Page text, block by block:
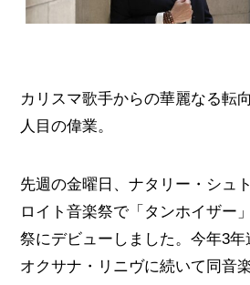
カリスマ歌手からの華麗なる転
人目の偉業。
先週の金曜日、ナタリー・シュ
ロイト音楽祭で「タンホイザー
祭にデビューしました。今年3
オクサナ・リニヴに続いて同音